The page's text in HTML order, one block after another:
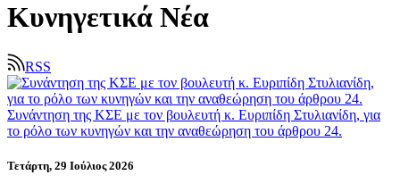
Κυνηγετικά Νέα
RSS
Συνάντηση της ΚΣΕ με τον βουλευτή κ. Ευριπίδη Στυλιανίδη, για
το ρόλο των κυνηγών και την αναθεώρηση του άρθρου 24.
Τετάρτη, 29 Ιούλιος 2026